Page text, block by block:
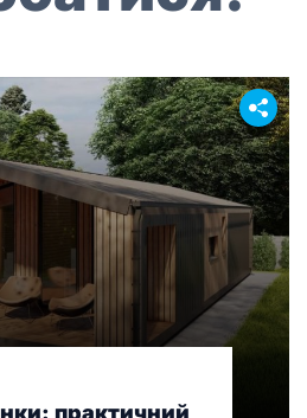
практичний